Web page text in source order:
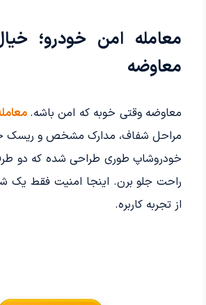
معامله امن خودرو؛
معاوضه
معاوضه وقتی خوبه که امن باشه.
مراحل شفاف، مدارک مشخص و ریسک
خودروشاپ طوری طراحی شده که دو
راحت جلو برن. اینجا امنیت فقط یک
از تجربه کاربره.